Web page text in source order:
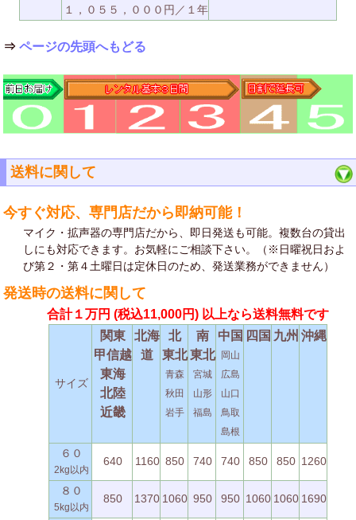
１，０５５，０００円／１年
⇒ページの先頭へもどる
送料に関して
今すぐ対応、専門店だから即納可能！
マイク・拡声器の専門店だから、即日発送も可能。複数台の貸出
しにも対応できます。お気軽にご相談下さい。（※日曜祝日およ
び第２・第４土曜日は定休日のため、発送業務ができません）
発送時の送料に関して
合計１万円 (税込11,000円) 以上なら送料無料です
サイズ
関東
甲信越
東海
北陸
近畿
北海
道
北
東北
青森
秋田
岩手
南
東北
宮城
山形
福島
中国
岡山
広島
山口
鳥取
島根
四国 九州 沖縄
６０
2kg以内
640 1160 850 740 740 850 850 1260
８０
5kg以内
850 1370 1060 950 950 1060 1060 1690